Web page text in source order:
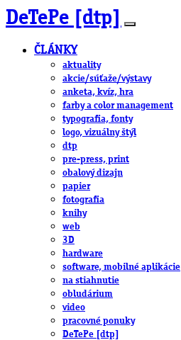
DeTePe [dtp]
ČLÁNKY
aktuality
akcie/súťaže/výstavy
anketa, kvíz, hra
farby a color management
typografia, fonty
logo, vizuálny štýl
dtp
pre-press, print
obalový dizajn
papier
fotografia
knihy
web
3D
hardware
software, mobilné aplikácie
na stiahnutie
obludárium
video
pracovné ponuky
DeTePe [dtp]